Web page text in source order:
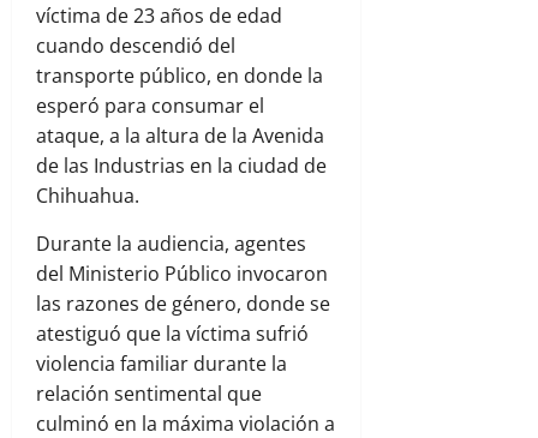
víctima de 23 años de edad
cuando descendió del
transporte público, en donde la
esperó para consumar el
ataque, a la altura de la Avenida
de las Industrias en la ciudad de
Chihuahua.
Durante la audiencia, agentes
del Ministerio Público invocaron
las razones de género, donde se
atestiguó que la víctima sufrió
violencia familiar durante la
relación sentimental que
culminó en la máxima violación a